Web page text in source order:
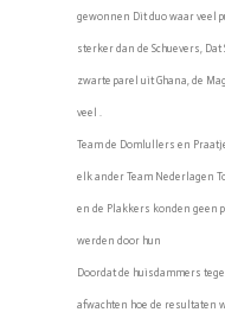
gewonnen Dit duo waar veel
sterker dan de Schuevers,
zwarte parel uit Ghana, de
veel .
Team de Domlullers en
elk ander Team Nederlagen
en de Plakkers konden geen
werden door hun
Doordat de huisdammers
afwachten hoe de resultaten